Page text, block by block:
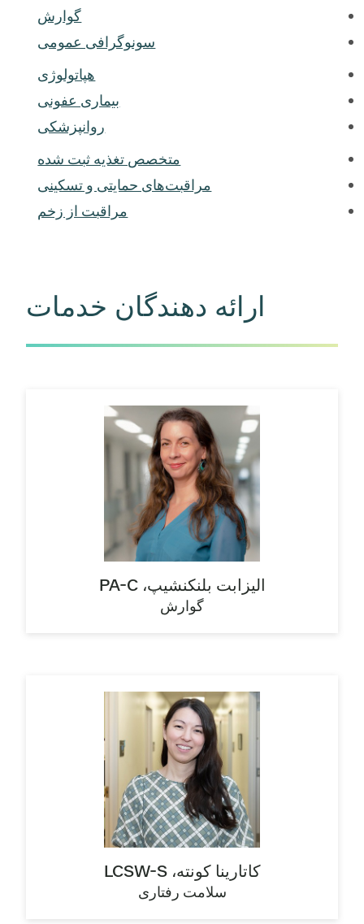
گوارش
سونوگرافی عمومی
هپاتولوژی
بیماری عفونی
روانپزشکی
متخصص تغذیه ثبت شده
مراقبت‌های حمایتی و تسکینی
مراقبت از زخم
ارائه دهندگان خدمات
الیزابت بلنکنشیپ، PA-C
گوارش
کاتارینا کونته، LCSW-S
سلامت رفتاری